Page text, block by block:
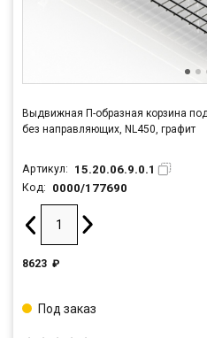
Выдвижная П-образная корзина
без направляющих, NL450, графит
Артикул: 15.20.06.9.0.1
Код: 0000/177690
8623 ₽
Под заказ